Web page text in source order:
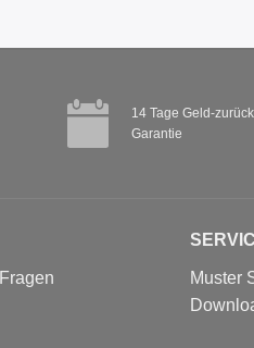
14 Tage Geld-
Garantie
Muster